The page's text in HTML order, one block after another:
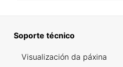
Soporte técnico
Visualización da páxina